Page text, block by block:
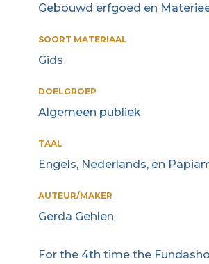
Gebouwd erfgoed en
SOORT MATERIAAL
Gids
DOELGROEP
Algemeen publiek
TAAL
Engels, Nederlands, en
AUTEUR/MAKER
Gerda Gehlen
For the 4th time the